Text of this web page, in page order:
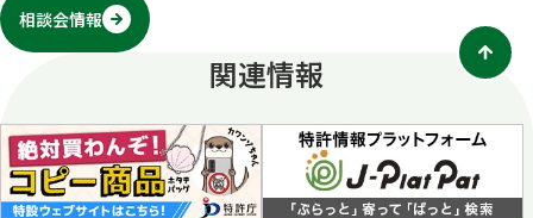
相談会情報
関連情報